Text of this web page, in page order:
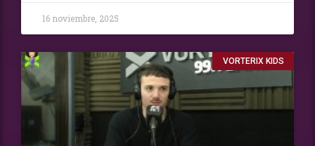
16 noviembre, 2025
VORTERIX KIDS